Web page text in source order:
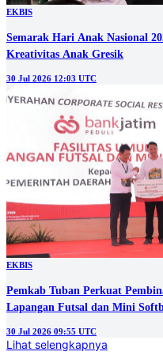
EKBIS
Semarak Hari Anak Nasional
Kreativitas Anak Gresik
30 Jul 2026 12:03 UTC
EKBIS
Pemkab Tuban Perkuat
Lapangan Futsal dan Mini
30 Jul 2026 09:55 UTC
Lihat selengkapnya